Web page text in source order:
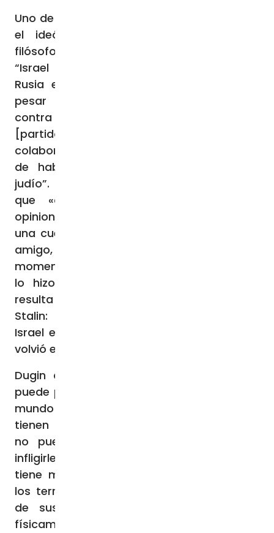
Uno de los comentaristas más explícitos es
el ideólogo del putinismo extremo, el
filósofo Aleksandr Dugin, según el cual
“Israel es vasallo de EE.UU y no apoyó a
Rusia en la operación militar especial, a
pesar de que la nuestra es una guerra
contra los nazis
[partidarios de Stepan Bandera,
colaboracionista de los años ’30], culpables
de haber participado en el Holocausto
judío”. El profeta del eurasianismo explica
que «cualesquiera que sean nuestras
opiniones sobre judíos y musulmanes, es
una cuestión de principios: Irán es nuestro
amigo, aliado y hermano, nos apoyó en el
momento más difícil, mientras que Israel no
lo hizo». En su opinión, «ahora también
resulta más comprensible la lógica de
Stalin: estuvo a favor de Israel mientras
Israel estuvo a nuestro lado, y después se
volvió en contra».
Dugin advierte que la escalada en Israel
puede provocar una reacción colectiva del
mundo árabe, porque «los palestinos no
tienen ninguna posibilidad en esta guerra,
no pueden destruir a Israel, ni siquiera
infligirle una derrota». Pero Israel tampoco
tiene muchas esperanzas de reconquistar
los territorios palestinos que están dentro
de sus fronteras, ni puede exterminar
físicamente a todos los ciudadanos